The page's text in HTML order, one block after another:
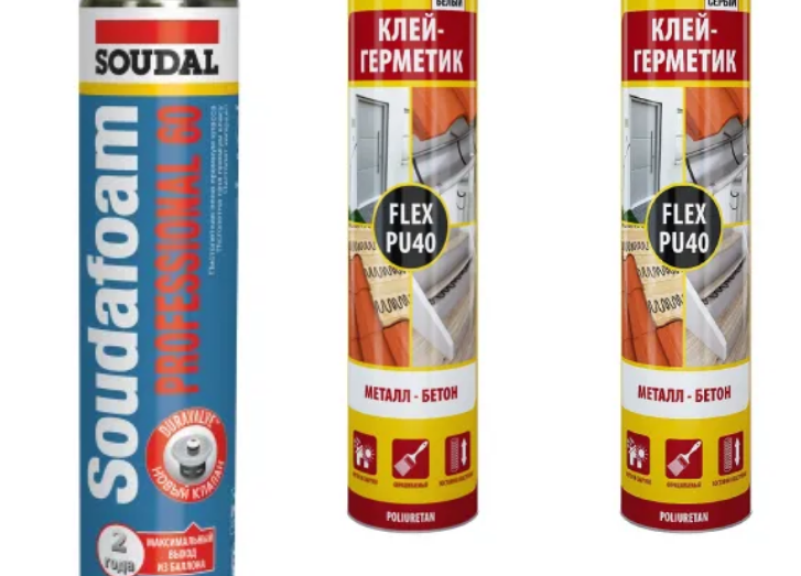
Чтобы подобрать наиболее подхощий герметик, праймер или мастику можно
Определите цель использования: для герметизации, укладки плитки,
Учитывайте материалы поверхности: убедитесь, что продукт совместим с
Рассмотрите условия эксплуатации: внутри дома или снаружи
Проверьте характеристики продукта: гибкость, стойкость к влаге,
Важно понимать, что герметики, мастики и праймеры играют важную роль в
герметизацию и защиту от влаги, пыли, ультрафиолетового излучения и других
службы дома в целом.